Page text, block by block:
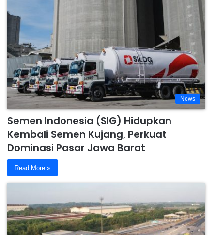
News
Semen Indonesia (SIG) Hidupkan
Kembali Semen Kujang, Perkuat
Dominasi Pasar Jawa Barat
Read More »